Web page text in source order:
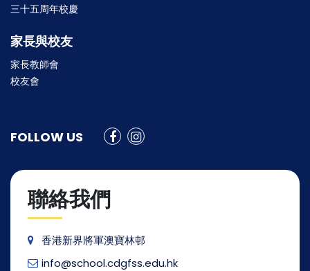
三十五周年校慶
家長與校友
家長教師會
校友會
FOLLOW US
聯絡我們
香港新界將軍澳寶林邨
info@school.cdgfss.edu.hk